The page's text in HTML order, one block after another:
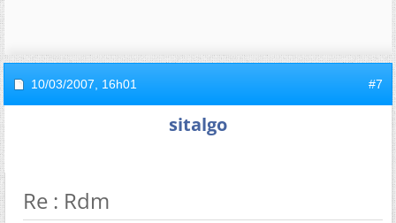
10/03/2007, 16h01 #7
sitalgo
Re : Rdm